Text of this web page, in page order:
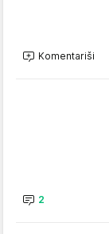
Komentariši
2